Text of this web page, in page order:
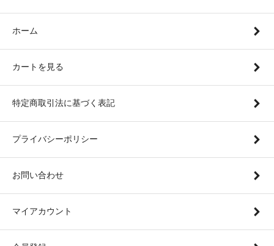
ホーム
カートを見る
特定商取引法に基づく表記
プライバシーポリシー
お問い合わせ
マイアカウント